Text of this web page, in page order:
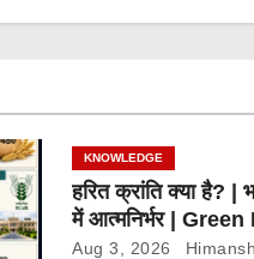
KNOWLEDGE
हरित क्रांति क्या है? |
में आत्मनिर्भर |
Aug 3, 2026